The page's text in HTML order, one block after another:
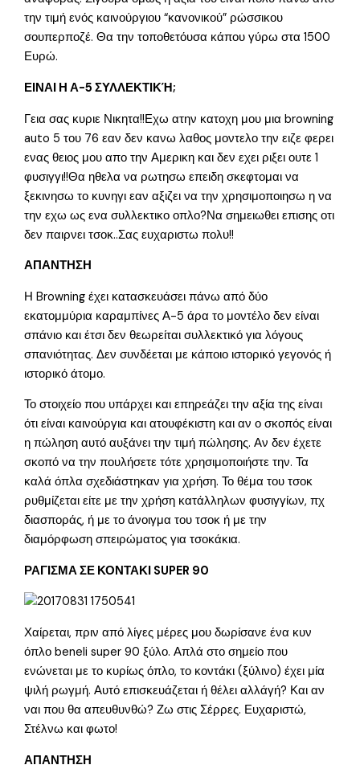
την τιμή ενός καινούργιου “κανονικού” ρώσσικου
σουπερποζέ. Θα την τοποθετόυσα κάπου γύρω στα 1500
Ευρώ.
ΕΙΝΑΙ Η Α-5 ΣΥΛΛΕΚΤΙΚΉ;
Γεια σας κυριε Νικητα!!Εχω ατην κατοχη μου μια browning
auto 5 του 76 εαν δεν κανω λαθος μοντελο την ειζε φερει
ενας θειος μου απο την Αμερικη και δεν εχει ριξει ουτε 1
φυσιγγι!!Θα ηθελα να ρωτησω επειδη σκεφτομαι να
ξεκινησω το κυνηγι εαν αξιζει να την χρησιμοποιησω η να
την εχω ως ενα συλλεκτικο οπλο?Να σημειωθει επισης οτι
δεν παιρνει τσοκ..Σας ευχαριστω πολυ!!
ΑΠΑΝΤΗΣΗ
Η Browning έχει κατασκευάσει πάνω από δύο
εκατομμύρια καραμπίνες Α-5 άρα το μοντέλο δεν είναι
σπάνιο και έτσι δεν θεωρείται συλλεκτικό για λόγους
σπανιότητας. Δεν συνδέεται με κάποιο ιστορικό γεγονός ή
ιστορικό άτομο.
Το στοιχείο που υπάρχει και επηρεάζει την αξία της είναι
ότι είναι καινούργια και ατουφέκιστη και αν ο σκοπός είναι
η πώληση αυτό αυξάνει την τιμή πώλησης. Αν δεν έχετε
σκοπό να την πουλήσετε τότε χρησιμοποιήστε την. Τα
καλά όπλα σχεδιάστηκαν για χρήση. Το θέμα του τσοκ
ρυθμίζεται είτε με την χρήση κατάλληλων φυσιγγίων, πχ
διασποράς, ή με το άνοιγμα του τσοκ ή με την
διαμόρφωση σπειρώματος για τσοκάκια.
ΡΑΓΙΣΜΑ ΣΕ ΚΟΝΤΑΚΙ SUPER 90
Χαίρεται, πριν από λίγες μέρες μου δωρίσανε ένα κυν
όπλο beneli super 90 ξύλο. Απλά στο σημείο που
ενώνεται με το κυρίως όπλο, το κοντάκι (ξύλινο) έχει μία
ψιλή ρωγμή. Αυτό επισκευάζεται ή θέλει αλλάγή? Και αν
ναι που θα απευθυνθώ? Ζω στις Σέρρες. Ευχαριστώ,
Στέλνω και φωτο!
ΑΠΑΝΤΗΣΗ